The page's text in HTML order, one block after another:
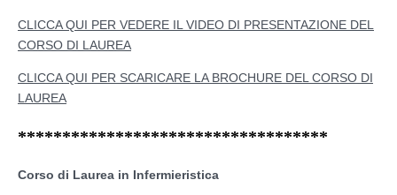
CLICCA QUI PER VEDERE IL VIDEO DI PRESENTAZIONE DEL
CORSO DI LAUREA
CLICCA QUI PER SCARICARE LA BROCHURE DEL CORSO DI
LAUREA
***********************************
Corso di Laurea in Infermieristica